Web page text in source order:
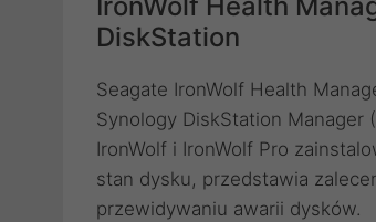
DiskStation
Seagate IronWolf Health
Synology DiskStation
IronWolf i IronWolf Pro
stan dysku, przedstawia
przewidywaniu awarii dysków.